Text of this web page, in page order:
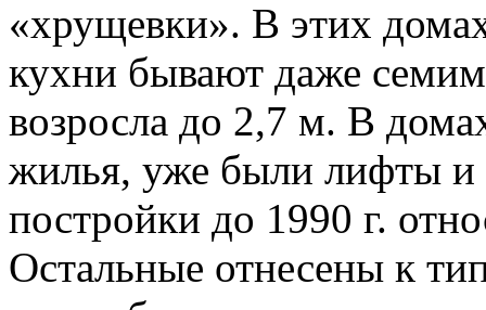
«хрущевки». В этих
кухни бывают даже
возросла до 2,7 м. В
жилья, уже были лифты
постройки до 1990 г.
Остальные отнесены к